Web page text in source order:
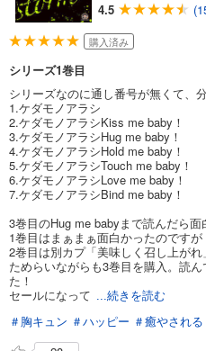
4.5
購入済み
シリーズ1巻目
シリーズなのに通し番号が無くて、
1.ケダモノアラシ
2.ケダモノアラシKiss me baby！
3.ケダモノアラシHug me baby！
4.ケダモノアラシHold me baby！
5.ケダモノアラシTouch me baby！
6.ケダモノアラシLove me baby！
7.ケダモノアラシBind me baby！
3巻目のHug me babyまで読んだら面
1巻目はまぁまぁ面白かったのですが
2巻目は別カプ「美味しく召し上がれ
ためらいながらも3巻目を購入。読
た！
セールになって ...続きを読む
＃胸キュン ＃ハッピー ＃癒やされる